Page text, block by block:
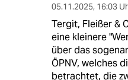
05.11.2025, 16:03
Tergit, Fleißer &
eine kleinere
über das
ÖPNV, welches
betrachtet, die